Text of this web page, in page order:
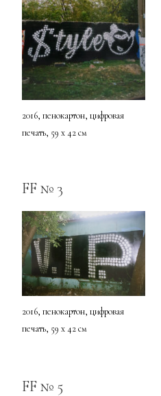
2016, пенокартон, цифровая
печать, 59 x 42 см
FF № 3
2016, пенокартон, цифровая
печать, 59 x 42 см
FF № 5